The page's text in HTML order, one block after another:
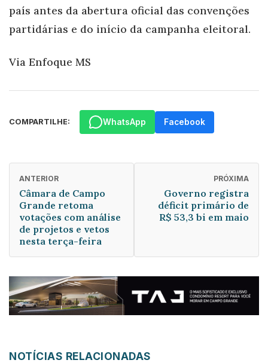
país antes da abertura oficial das convenções
partidárias e do início da campanha eleitoral.
Via Enfoque MS
COMPARTILHE: WhatsApp Facebook
ANTERIOR
Câmara de Campo
Grande retoma
votações com análise
de projetos e vetos
nesta terça-feira
PRÓXIMA
Governo registra
déficit primário de
R$ 53,3 bi em maio
NOTÍCIAS RELACIONADAS